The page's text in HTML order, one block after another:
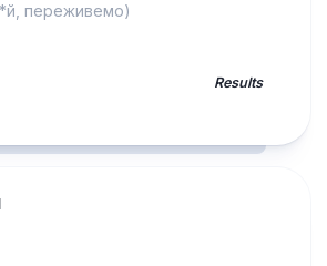
переживемо)
Results